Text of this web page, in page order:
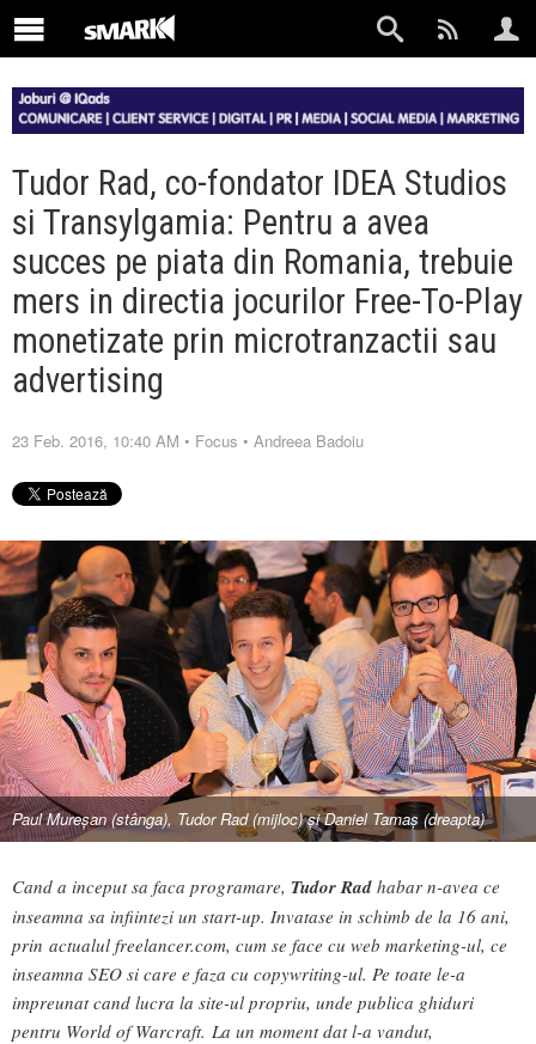
Tudor Rad, co-fondator IDEA Studios
si Transylgamia: Pentru a avea
succes pe piata din Romania, trebuie
mers in directia jocurilor Free-To-Play
monetizate prin microtranzactii sau
advertising
23 Feb. 2016, 10:40 AM • Focus • Andreea Badoiu
Paul Mureșan (stânga), Tudor Rad (mijloc) și Daniel Tamaș (dreapta)
Cand a inceput sa faca programare, Tudor Rad habar n-avea ce
inseamna sa infiintezi un start-up. Invatase in schimb de la 16 ani,
prin actualul freelancer.com, cum se face cu web marketing-ul, ce
inseamna SEO si care e faza cu copywriting-ul. Pe toate le-a
impreunat cand lucra la site-ul propriu, unde publica ghiduri
pentru World of Warcraft. La un moment dat l-a vandut,